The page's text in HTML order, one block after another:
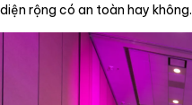
diện rộng có an toàn hay không.